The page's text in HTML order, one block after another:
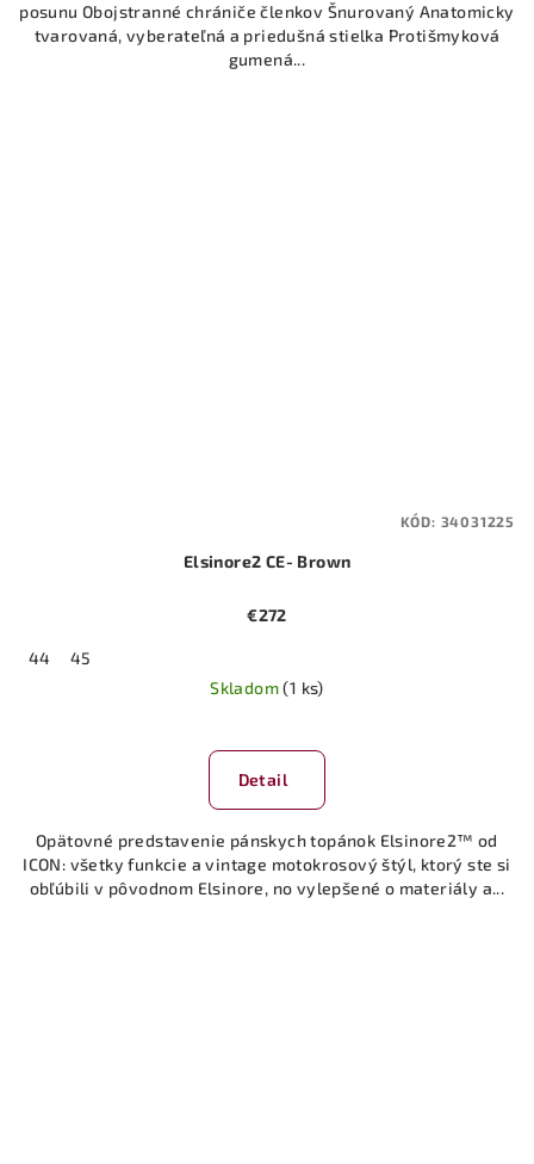
posunu Obojstranné chrániče členkov Šnurovaný Anatomicky
tvarovaná, vyberateľná a priedušná stielka Protišmyková
gumená...
Elsinore2 CE- Brown
€272
44
45
Skladom(1 ks)
Detail
Opätovné predstavenie pánskych topánok Elsinore2™ od
ICON: všetky funkcie a vintage motokrosový štýl, ktorý ste si
obľúbili v pôvodnom Elsinore, no vylepšené o materiály a...
KÓD: 34031225